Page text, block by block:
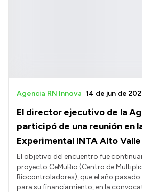
El director ejecutivo de la
participó de una reunión en
Experimental INTA Alto Valle
Agencia RN Innova 14 de jun de
El objetivo del encuentro fue
proyecto CeMuBio (Centro de
Biocontroladores), que el año
para su financiamiento, en la